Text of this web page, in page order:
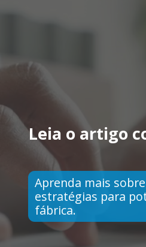
Leia o artigo
Aprenda mais
estratégias para
fábrica.